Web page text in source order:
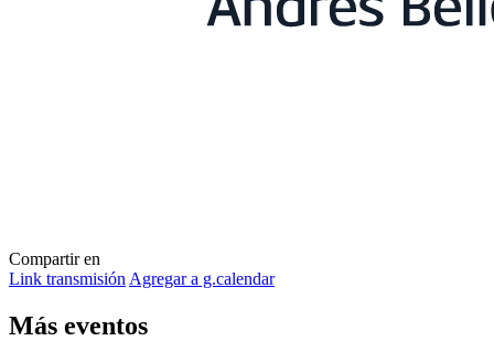
Compartir en
Link transmisión Agregar a g.calendar
Más eventos